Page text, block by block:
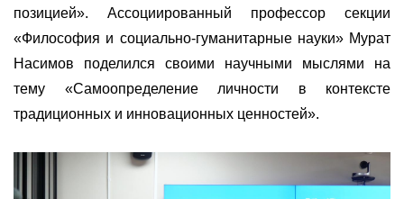
позицией». Ассоциированный профессор секции
«Философия и социально-гуманитарные науки»Мурат
Насимов поделился своими научными мыслями на
тему «Самоопределение личности в контексте
традиционных и инновационных ценностей».